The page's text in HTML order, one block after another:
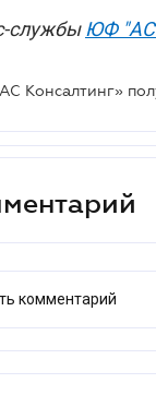
службы ЮФ "АС
Консалтинг»
комментарий